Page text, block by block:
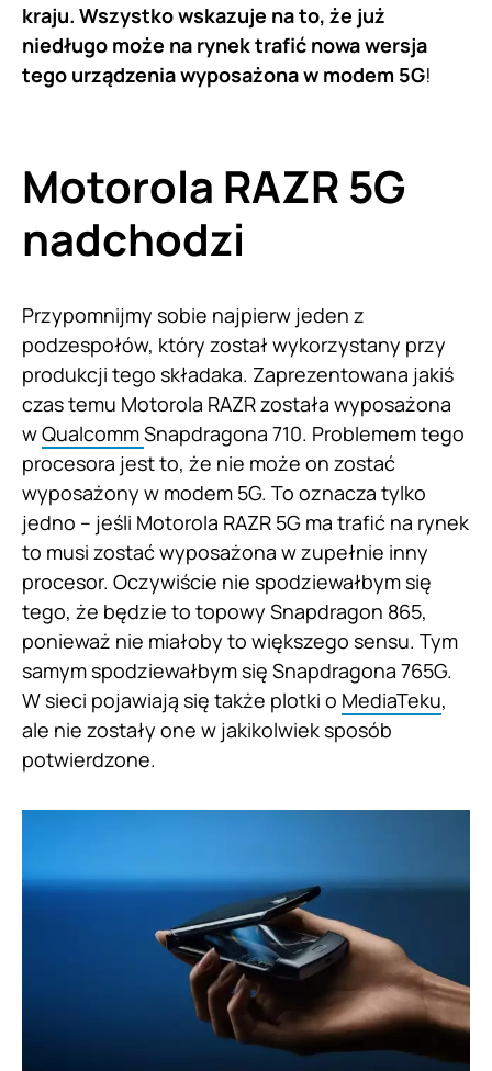
kraju. Wszystko wskazuje na to, że już
niedługo może na rynek trafić nowa wersja
tego urządzenia wyposażona w modem 5G!
Motorola RAZR 5G
nadchodzi
Przypomnijmy sobie najpierw jeden z
podzespołów, który został wykorzystany przy
produkcji tego składaka. Zaprezentowana jakiś
czas temu Motorola RAZR została wyposażona
wQualcommSnapdragona 710. Problemem tego
procesora jest to, że nie może on zostać
wyposażony w modem 5G. To oznacza tylko
jedno – jeśli Motorola RAZR 5G ma trafić na rynek
to musi zostać wyposażona w zupełnie inny
procesor. Oczywiście nie spodziewałbym się
tego, że będzie to topowy Snapdragon 865,
ponieważ nie miałoby to większego sensu. Tym
samym spodziewałbym się Snapdragona 765G.
W sieci pojawiają się także plotki o MediaTeku,
ale nie zostały one w jakikolwiek sposób
potwierdzone.